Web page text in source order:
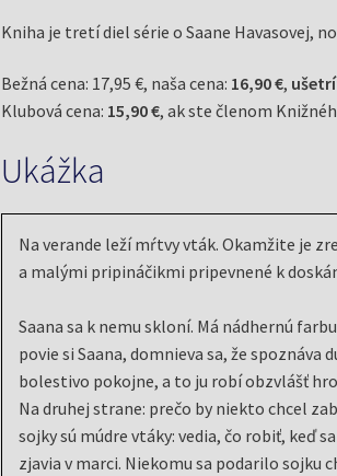
Kniha je tretí diel série o Saane Havasovej,
Bežná cena: 17,95 €, naša cena: 16,90 €,
Klubová cena: 15,90 €, ak ste členom
Ukážka
Na verande leží mŕtvy vták. Okamžite je
a malými pripináčikmi pripevnené k
Saana sa k nemu skloní. Má nádhernú
povie si Saana, domnieva sa, že
bolestivo pokojne, a to ju robí obzvlášť
Na druhej strane: prečo by niekto chcel
sojky sú múdre vtáky: vedia, čo robiť, keď
zjavia v marci. Niekomu sa podarilo sojku